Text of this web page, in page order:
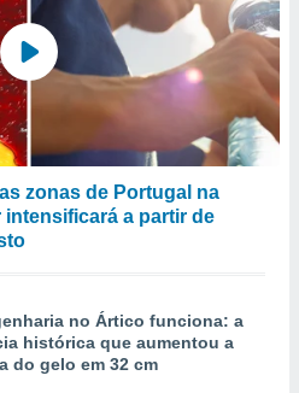
zonas de Portugal na
a partir de
no Ártico funciona: a
histórica que aumentou a
do gelo em 32 cm